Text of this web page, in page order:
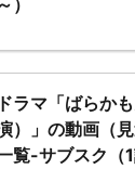
～）
ドラマ「ばらか
）」の動画（
覧-サブスク（1